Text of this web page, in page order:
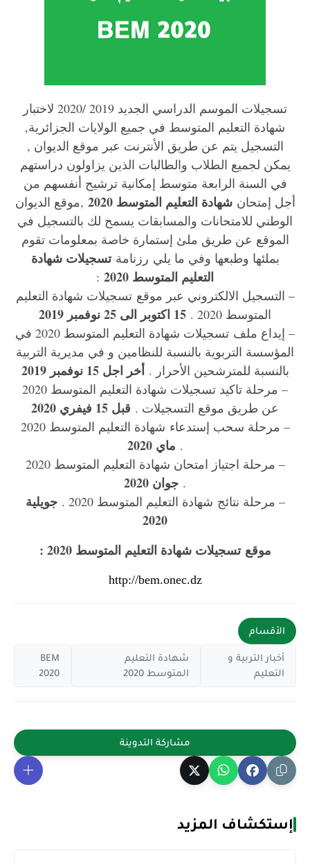
تسجيلات الموسم الدراسي الجديد 2019 /2020 لاختبار
شهادة التعليم المتوسط في جميع الولايات الجزائرية,
التسجيل يتم عن طريق الأنترنت عبر موقع الديوان ,
يمكن لجميع الطلاب والطالبات الذين يزاولون دراستهم
في السنة الرابعة متوسط إمكانية ترشيح أنفسهم من
أجل إمتحانشهادة التعليم المتوسط 2020
,موقع الديوان
الوطني للامتحانات والمسابقات يسمح لك بالتسجيل في
الموقع عن طريق ملئ إستمارة خاصة بمعلومات تقوم
بملئها وطبعها وفي ما يلي رزنامةتسجيلات شهادة
التعليم المتوسط 2020
:
– التسجيل الالكتروني عبر موقع تسجيلات شهادة التعليم
المتوسط 2020 .
15 اكتوبر الى 25 نوفمبر 2019
– إيداع ملف تسجيلات شهادة التعليم المتوسط 2020 في
المؤسسة التربوية بالنسبة للنظامين و في مديرية التربية
بالنسبة للمترشحين الأحرار .أخر اجل 15 نوفمبر 2019
– مرحلة تاكيد تسجيلات شهادة التعليم المتوسط 2020
عن طريق موقع التسجيلات . قبل 15 فيفري 2020
– مرحلة سحب إستدعاء شهادة التعليم المتوسط 2020
. ماي 2020
– مرحلة اجتياز امتحان شهادة التعليم المتوسط 2020
. جوان 2020
– مرحلة نتائج شهادة التعليم المتوسط 2020 .
جويلية
2020
موقع تسجيلات شهادة التعليم المتوسط 2020 :
http://bem.onec.dz
الأقسام
أخبار التربية و
التعليم
شهادة التعليم
المتوسط 2020
BEM
2020
إستكشاف المزيد